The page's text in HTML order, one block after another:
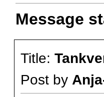
Message
Title:
Post by